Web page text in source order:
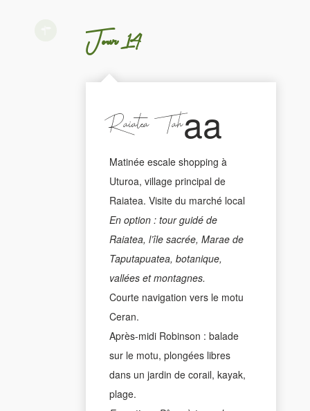
Jour 14
Raiatea - Tahaa
Matinée escale shopping à
Uturoa, village principal de
Raiatea. Visite du marché local
En option : tour guidé de
Raiatea, l’île sacrée, Marae de
Taputapuatea, botanique,
vallées et montagnes.
Courte navigation vers le motu
Ceran.
Après-midi Robinson : balade
sur le motu, plongées libres
dans un jardin de corail, kayak,
plage.